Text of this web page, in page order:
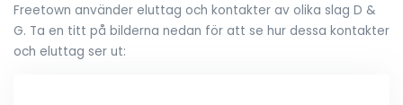
Freetown använder eluttag och kontakter av olika slag D &
G. Ta en titt på bilderna nedan för att se hur dessa kontakter
och eluttag ser ut: